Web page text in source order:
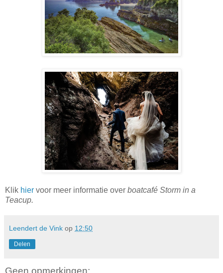
Klik hier voor meer informatie over boatcafé Storm in a
Teacup.
Leendert de Vink op 12:50
Delen
Geen opmerkingen: